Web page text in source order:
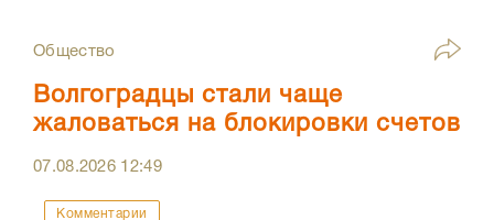
Общество
Волгоградцы стали чаще
жаловаться на блокировки счетов
07.08.2026 12:49
Комментарии